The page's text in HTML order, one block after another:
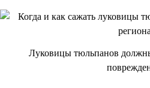
Луковицы тюльпанов